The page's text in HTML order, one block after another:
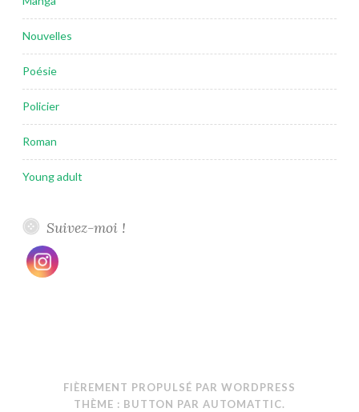
Nouvelles
Poésie
Policier
Roman
Young adult
Suivez-moi !
FIÈREMENT PROPULSÉ PAR WORDPRESS
THÈME : BUTTON PAR AUTOMATTIC.